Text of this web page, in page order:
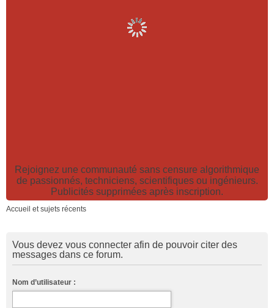
Rejoignez une communauté sans censure algorithmique
de passionnés, techniciens, scientifiques ou ingénieurs.
Publicités supprimées après inscription.
Accueil et sujets récents
Vous devez vous connecter afin de pouvoir citer des
messages dans ce forum.
Nom d’utilisateur :